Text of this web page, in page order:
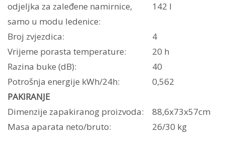
odjeljka za zaleđene namirnice,
samo u modu ledenice:
142 l
Broj zvjezdica:
4
Vrijeme porasta temperature:
20 h
Razina buke (dB):
40
Potrošnja energije kWh/24h:
0,562
PAKIRANJE
Dimenzije zapakiranog proizvoda:
88,6x73x57cm
Masa aparata neto/bruto:
26/30 kg